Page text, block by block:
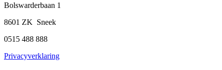
Bolswarderbaan 1
8601 ZK Sneek
0515 488 888
Privacyverklaring